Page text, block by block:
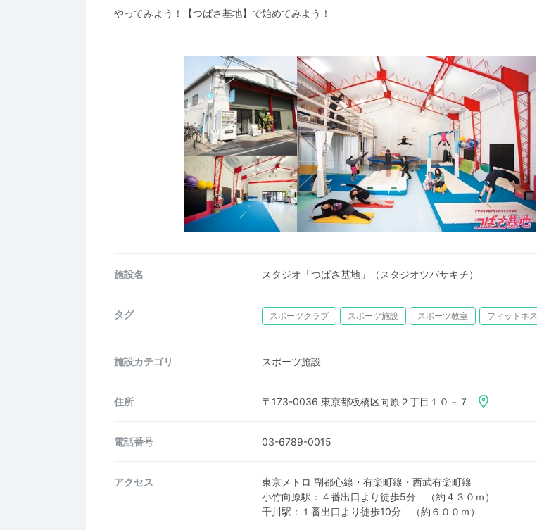
やってみよう！【つばさ基地】で始めてみよう！
施設名 スタジオ「つばさ基地」（スタジオツバサキチ）
タグ スポーツクラブ スポーツ施設 スポーツ教室 フィットネス
施設カテゴリ スポーツ施設
住所 〒173-0036 東京都板橋区向原２丁目１０－７
電話番号 03-6789-0015
アクセス
東京メトロ 副都心線・有楽町線・西武有楽町線
小竹向原駅：４番出口より徒歩5分 （約４３０ｍ）
千川駅：１番出口より徒歩10分 （約６００ｍ）